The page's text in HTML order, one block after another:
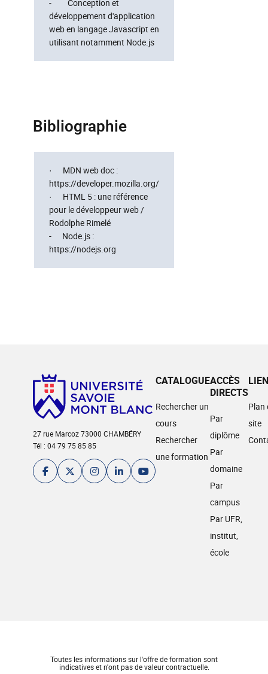
- Conception et
développement d'application
web en langage Javascript en
utilisant notamment Node.js
Bibliographie
· MDN web doc :
https://developer.mozilla.org/
· HTML 5 : une référence
pour le développeur web /
Rodolphe Rimelé
- Node.js :
https://nodejs.org
27 rue Marcoz 73000 CHAMBÉRY
Tél : 04 79 75 85 85
CATALOGUE
Rechercher un
cours
Rechercher
une formation
ACCÈS
DIRECTS
Par
diplôme
Par
domaine
Par
campus
Par UFR,
institut,
école
Plan
site
Toutes les informations sur l'offre de formation sont
indicatives et n'ont pas de valeur contractuelle.